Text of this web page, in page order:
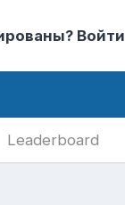
Войти
Leaderboard